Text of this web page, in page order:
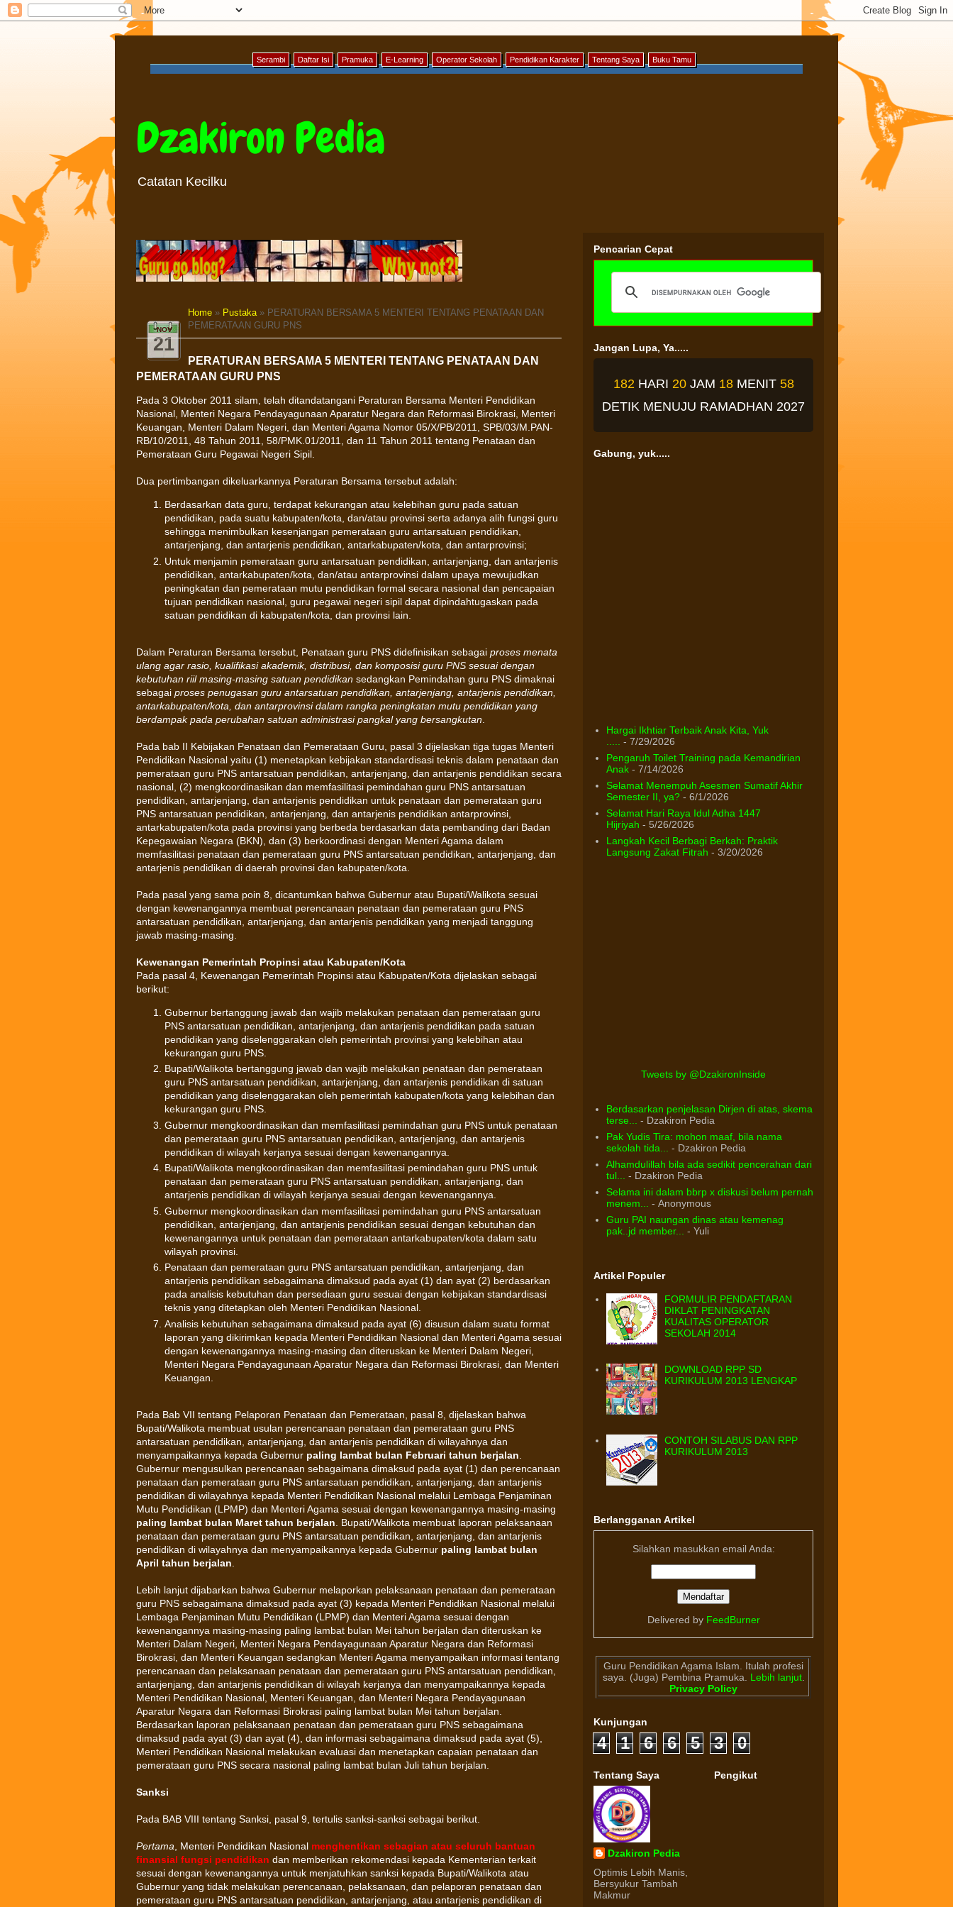
Serambi Daftar Isi Pramuka E-Learning Operator Sekolah Pendidikan Karakter Tentang Saya Buku Tamu
Dzakiron Pedia
Catatan Kecilku
NOV
21
Home » Pustaka» PERATURAN BERSAMA 5 MENTERI TENTANG PENATAAN DAN
PEMERATAAN GURU PNS
PERATURAN BERSAMA 5 MENTERI TENTANG PENATAAN DAN
PEMERATAAN GURU PNS
Pada 3 Oktober 2011 silam, telah ditandatangani Peraturan Bersama Menteri Pendidikan
Nasional, Menteri Negara Pendayagunaan Aparatur Negara dan Reformasi Birokrasi, Menteri
Keuangan, Menteri Dalam Negeri, dan Menteri Agama Nomor 05/X/PB/2011, SPB/03/M.PAN-
RB/10/2011, 48 Tahun 2011, 58/PMK.01/2011, dan 11 Tahun 2011 tentang Penataan dan
Pemerataan Guru Pegawai Negeri Sipil.
Dua pertimbangan dikeluarkannya Peraturan Bersama tersebut adalah:
Berdasarkan data guru, terdapat kekurangan atau kelebihan guru pada satuan
pendidikan, pada suatu kabupaten/kota, dan/atau provinsi serta adanya alih fungsi guru
sehingga menimbulkan kesenjangan pemerataan guru antarsatuan pendidikan,
antarjenjang, dan antarjenis pendidikan, antarkabupaten/kota, dan antarprovinsi;
Untuk menjamin pemerataan guru antarsatuan pendidikan, antarjenjang, dan antarjenis
pendidikan, antarkabupaten/kota, dan/atau antarprovinsi dalam upaya mewujudkan
peningkatan dan pemerataan mutu pendidikan formal secara nasional dan pencapaian
tujuan pendidikan nasional, guru pegawai negeri sipil dapat dipindahtugaskan pada
satuan pendidikan di kabupaten/kota, dan provinsi lain.
Dalam Peraturan Bersama tersebut, Penataan guru PNS didefinisikan sebagai proses menata
ulang agar rasio, kualifikasi akademik, distribusi, dan komposisi guru PNS sesuai dengan
kebutuhan riil masing-masing satuan pendidikan sedangkan Pemindahan guru PNS dimaknai
sebagai proses penugasan guru antarsatuan pendidikan, antarjenjang, antarjenis pendidikan,
antarkabupaten/kota, dan antarprovinsi dalam rangka peningkatan mutu pendidikan yang
berdampak pada perubahan satuan administrasi pangkal yang bersangkutan
Pada bab II Kebijakan Penataan dan Pemerataan Guru, pasal 3 dijelaskan tiga tugas Menteri
Pendidikan Nasional yaitu (1) menetapkan kebijakan standardisasi teknis dalam penataan dan
pemerataan guru PNS antarsatuan pendidikan, antarjenjang, dan antarjenis pendidikan secara
nasional, (2) mengkoordinasikan dan memfasilitasi pemindahan guru PNS antarsatuan
pendidikan, antarjenjang, dan antarjenis pendidikan untuk penataan dan pemerataan guru
PNS antarsatuan pendidikan, antarjenjang, dan antarjenis pendidikan antarprovinsi,
antarkabupaten/kota pada provinsi yang berbeda berdasarkan data pembanding dari Badan
Kepegawaian Negara (BKN), dan (3) berkoordinasi dengan Menteri Agama dalam
memfasilitasi penataan dan pemerataan guru PNS antarsatuan pendidikan, antarjenjang, dan
antarjenis pendidikan di daerah provinsi dan kabupaten/kota.
Pada pasal yang sama poin 8, dicantumkan bahwa Gubernur atau Bupati/Walikota sesuai
dengan kewenangannya membuat perencanaan penataan dan pemerataan guru PNS
antarsatuan pendidikan, antarjenjang, dan antarjenis pendidikan yang menjadi tanggung
jawab masing-masing.
Kewenangan Pemerintah Propinsi atau Kabupaten/Kota
Pada pasal 4, Kewenangan Pemerintah Propinsi atau Kabupaten/Kota dijelaskan sebagai
berikut:
Gubernur bertanggung jawab dan wajib melakukan penataan dan pemerataan guru
PNS antarsatuan pendidikan, antarjenjang, dan antarjenis pendidikan pada satuan
pendidikan yang diselenggarakan oleh pemerintah provinsi yang kelebihan atau
kekurangan guru PNS.
Bupati/Walikota bertanggung jawab dan wajib melakukan penataan dan pemerataan
guru PNS antarsatuan pendidikan, antarjenjang, dan antarjenis pendidikan di satuan
pendidikan yang diselenggarakan oleh pemerintah kabupaten/kota yang kelebihan dan
kekurangan guru PNS.
Gubernur mengkoordinasikan dan memfasilitasi pemindahan guru PNS untuk penataan
dan pemerataan guru PNS antarsatuan pendidikan, antarjenjang, dan antarjenis
pendidikan di wilayah kerjanya sesuai dengan kewenangannya.
Bupati/Walikota mengkoordinasikan dan memfasilitasi pemindahan guru PNS untuk
penataan dan pemerataan guru PNS antarsatuan pendidikan, antarjenjang, dan
antarjenis pendidikan di wilayah kerjanya sesuai dengan kewenangannya.
Gubernur mengkoordinasikan dan memfasilitasi pemindahan guru PNS antarsatuan
pendidikan, antarjenjang, dan antarjenis pendidikan sesuai dengan kebutuhan dan
kewenangannya untuk penataan dan pemerataan antarkabupaten/kota dalam satu
wilayah provinsi.
Penataan dan pemerataan guru PNS antarsatuan pendidikan, antarjenjang, dan
antarjenis pendidikan sebagaimana dimaksud pada ayat (1) dan ayat (2) berdasarkan
pada analisis kebutuhan dan persediaan guru sesuai dengan kebijakan standardisasi
teknis yang ditetapkan oleh Menteri Pendidikan Nasional.
Analisis kebutuhan sebagaimana dimaksud pada ayat (6) disusun dalam suatu format
laporan yang dikirimkan kepada Menteri Pendidikan Nasional dan Menteri Agama sesuai
dengan kewenangannya masing-masing dan diteruskan ke Menteri Dalam Negeri,
Menteri Negara Pendayagunaan Aparatur Negara dan Reformasi Birokrasi, dan Menteri
Keuangan.
Pada Bab VII tentang Pelaporan Penataan dan Pemerataan, pasal 8, dijelaskan bahwa
Bupati/Walikota membuat usulan perencanaan penataan dan pemerataan guru PNS
antarsatuan pendidikan, antarjenjang, dan antarjenis pendidikan di wilayahnya dan
menyampaikannya kepada Gubernur paling lambat bulan Februari tahun berjalan
Gubernur mengusulkan perencanaan sebagaimana dimaksud pada ayat (1) dan perencanaan
penataan dan pemerataan guru PNS antarsatuan pendidikan, antarjenjang, dan antarjenis
pendidikan di wilayahnya kepada Menteri Pendidikan Nasional melalui Lembaga Penjaminan
Mutu Pendidikan (LPMP) dan Menteri Agama sesuai dengan kewenangannya masing-masing
paling lambat bulan Maret tahun berjalan . Bupati/Walikota membuat laporan pelaksanaan
penataan dan pemerataan guru PNS antarsatuan pendidikan, antarjenjang, dan antarjenis
pendidikan di wilayahnya dan menyampaikannya kepada Gubernur paling lambat bulan
April tahun berjalan
Lebih lanjut dijabarkan bahwa Gubernur melaporkan pelaksanaan penataan dan pemerataan
guru PNS sebagaimana dimaksud pada ayat (3) kepada Menteri Pendidikan Nasional melalui
Lembaga Penjaminan Mutu Pendidikan (LPMP) dan Menteri Agama sesuai dengan
kewenangannya masing-masing paling lambat bulan Mei tahun berjalan dan diteruskan ke
Menteri Dalam Negeri, Menteri Negara Pendayagunaan Aparatur Negara dan Reformasi
Birokrasi, dan Menteri Keuangan sedangkan Menteri Agama menyampaikan informasi tentang
perencanaan dan pelaksanaan penataan dan pemerataan guru PNS antarsatuan pendidikan,
antarjenjang, dan antarjenis pendidikan di wilayah kerjanya dan menyampaikannya kepada
Menteri Pendidikan Nasional, Menteri Keuangan, dan Menteri Negara Pendayagunaan
Aparatur Negara dan Reformasi Birokrasi paling lambat bulan Mei tahun berjalan.
Berdasarkan laporan pelaksanaan penataan dan pemerataan guru PNS sebagaimana
dimaksud pada ayat (3) dan ayat (4), dan informasi sebagaimana dimaksud pada ayat (5),
Menteri Pendidikan Nasional melakukan evaluasi dan menetapkan capaian penataan dan
pemerataan guru PNS secara nasional paling lambat bulan Juli tahun berjalan.
Sanksi
Pada BAB VIII tentang Sanksi, pasal 9, tertulis sanksi-sanksi sebagai berikut.
Pertama , Menteri Pendidikan Nasional menghentikan sebagian atau seluruh bantuan
finansial fungsi pendidikan dan memberikan rekomendasi kepada Kementerian terkait
sesuai dengan kewenangannya untuk menjatuhkan sanksi kepada Bupati/Walikota atau
Gubernur yang tidak melakukan perencanaan, pelaksanaan, dan pelaporan penataan dan
pemerataan guru PNS antarsatuan pendidikan, antarjenjang, atau antarjenis pendidikan di
Pencarian Cepat
Jangan Lupa, Ya.....
182 HARI 20 JAM 18 MENIT57
DETIK MENUJU RAMADHAN 2027
Gabung, yuk.....
Hargai Ikhtiar Terbaik Anak Kita, Yuk
- 7/29/2026
Pengaruh Toilet Training pada Kemandirian
Anak- 7/14/2026
Selamat Menempuh Asesmen Sumatif Akhir
Semester II, ya?- 6/1/2026
Selamat Hari Raya Idul Adha 1447
Hijriyah - 5/26/2026
Langkah Kecil Berbagi Berkah: Praktik
Langsung Zakat Fitrah - 3/20/2026
Tweets by @DzakironInside
Berdasarkan penjelasan Dirjen di atas, skema
terse...
- Dzakiron Pedia
Pak Yudis Tira: mohon maaf, bila nama
sekolah tida...
- Dzakiron Pedia
Alhamdulillah bila ada sedikit pencerahan dari
tul...
- Dzakiron Pedia
Selama ini dalam bbrp x diskusi belum pernah
menem...
- Anonymous
Guru PAI naungan dinas atau kemenag
pak..jd member...
- Yuli
Artikel Populer
FORMULIR PENDAFTARAN
DIKLAT PENINGKATAN
KUALITAS OPERATOR
SEKOLAH 2014
DOWNLOAD RPP SD
KURIKULUM 2013 LENGKAP
CONTOH SILABUS DAN RPP
KURIKULUM 2013
Berlangganan Artikel
Silahkan masukkan email Anda:
Delivered by FeedBurner
Guru Pendidikan Agama Islam. Itulah profesi
saya. (Juga) Pembina Pramuka.
Lebih lanjut.
Privacy Policy
Kunjungan
4 1 6 6 5 3 0
Tentang Saya
Dzakiron Pedia
Optimis Lebih Manis,
Bersyukur Tambah
Makmur
Pengikut